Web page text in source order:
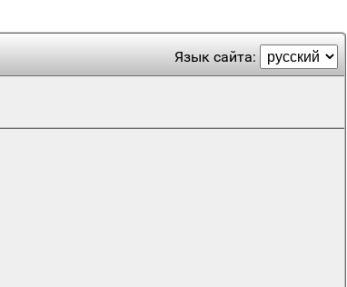
Язык сайта: